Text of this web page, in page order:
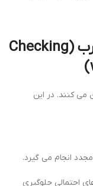
بررسی جوش های یراق جک درب (Checking
کنند. در این
انجام می گیرد.
احتمالی جلوگیری